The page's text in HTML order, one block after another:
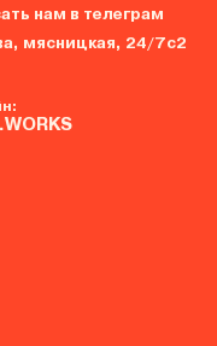
нам в телеграм
мясницкая, 24/7с2